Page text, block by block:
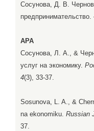
Сосунова, Д. В.
APA
Сосунова, Л. А., &
услуг на экономику.
4(3), 33-37.
Sosunova, L. A., &
na ekonomiku. Russian
37.